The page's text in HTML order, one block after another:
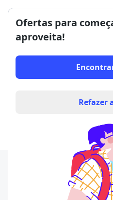
Ofertas para
aproveita!
Refazer